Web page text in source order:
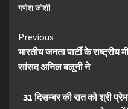
गणेश जोशी
Continue
Reading
Previous
भारतीय जनता पार्टी के
सांसद अनिल बलूनी ने
31 दिसम्बर की रात को श्री